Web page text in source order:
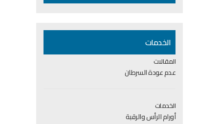
الخدمات
المقالات
عدم عودة السرطان
الخدمات
أورام الرأس والرقبة